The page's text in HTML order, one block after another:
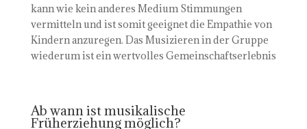
kann wie kein anderes Medium Stimmungen
vermitteln und ist somit geeignet die Empathie von
Kindern anzuregen. Das Musizieren in der Gruppe
wiederum ist ein wertvolles Gemeinschaftserlebnis
Ab wann ist musikalische
Früherziehung möglich?